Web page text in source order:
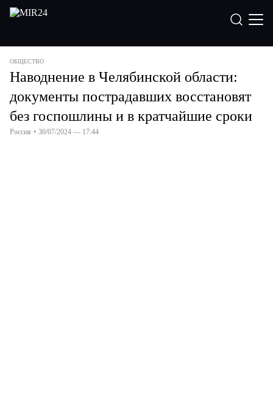
ОБЩЕСТВО
Наводнение в Челябинской области:
документы пострадавших восстановят
без госпошлины и в кратчайшие сроки
Россия • 30/07/2024 — 17:44